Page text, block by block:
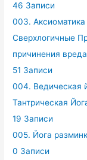
46 Записи
003.
Сверхлогичные
причинения
51 Записи
004. Ведическая
Тантрическая
19 Записи
005. Йога
0 Записи